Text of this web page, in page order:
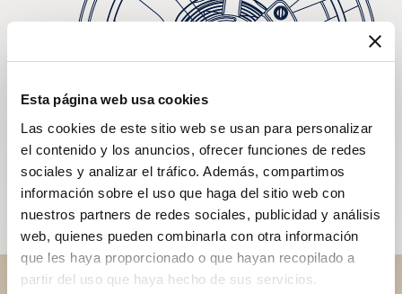
Esta página web usa cookies
Las cookies de este sitio web se usan para personalizar
el contenido y los anuncios, ofrecer funciones de redes
sociales y analizar el tráfico. Además, compartimos
información sobre el uso que haga del sitio web con
nuestros partners de redes sociales, publicidad y análisis
web, quienes pueden combinarla con otra información
que les haya proporcionado o que hayan recopilado a
partir del uso que haya hecho de sus servicios.